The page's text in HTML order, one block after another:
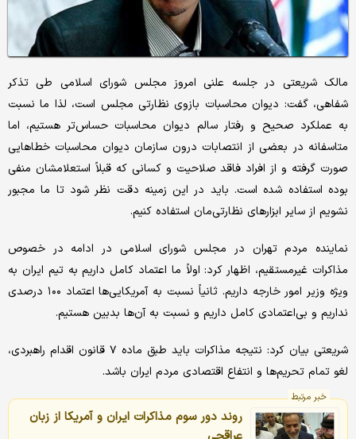
مالک شریعتی در جلسه علنی امروز مجلس شورای اسلامی طی تذکر
شفاهی، گفت: دیوان محاسبات بازوی نظارتی مجلس است، لذا ما نسبت
به عملکرد صحیح و رفتار سالم دیوان محاسبات حساس‌تر هستیم، اما
متاسفانه در بعضی از انتصابات درون سازمان دیوان محاسبات خطاهایی
صورت گرفته و از افراد فاقد صلاحیت و کسانی که قبلاً استعلامشان منفی
بوده استفاده شده است. باید در این زمینه دقت نظر شود تا ما مجبور
نشویم از سایر ابزارهای نظارتی‌مان استفاده کنیم.
نماینده مردم تهران در مجلس شورای اسلامی در ادامه در خصوص
مذاکرات غیرمستقیم، اظهار کرد: اولاً ما اعتماد کامل داریم به تیم ایران به
ویژه وزیر امور خارجه داریم. ثانیاً نسبت به آمریکایی‌ها اعتماد ۱۰۰ درصدی
نداریم و بی‌اعتمادی کامل داریم و نسبت به آن‌ها بدبین هستیم.
شریعتی بیان کرد: نتیجه مذاکرات باید طبق ماده ۷ قانون اقدام راهبردی،
لغو تمام تحریم‌ها و انتفاع اقتصادی مردم ایران باشد.
خبر مرتبط
روند دور سوم مذاکرات ایران و آمریکا از زبان